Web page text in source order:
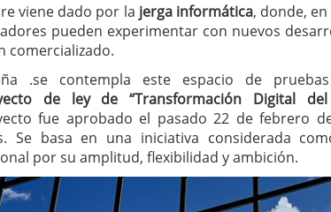
viene dado por la jerga informática, donde,
pueden experimentar con nuevos
comercializado.
.se contempla este espacio de pruebas
de ley de “Transformación Digital del
fue aprobado el pasado 22 de febrero
Se basa en una iniciativa considerada
por su amplitud, flexibilidad y ambición.